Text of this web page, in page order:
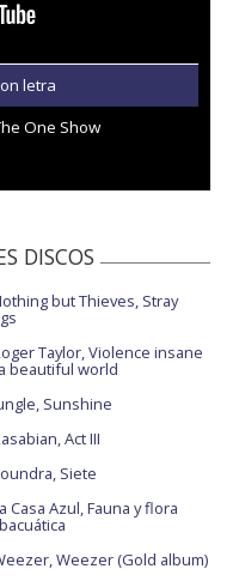
letra
One Show
DISCOS
but Thieves, Stray
Taylor, Violence insane
beautiful world
Sunshine
Act III
Siete
Casa Azul, Fauna y flora
Weezer (Gold album)